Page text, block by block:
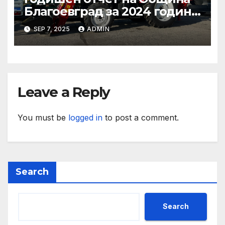
Благоевград за 2024 година:
Стабилно финансово
състояние, ръст на
приходите и напредък в
социални проекти
SEP 7, 2025 ADMIN
Leave a Reply
You must be logged in to post a comment.
Search
Search